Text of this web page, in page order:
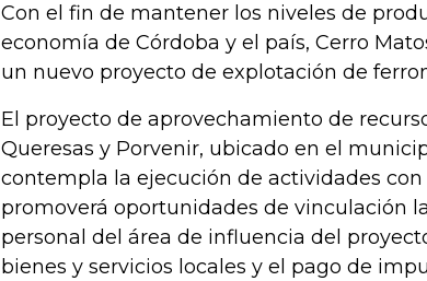
Con el fin de mantener los niveles de
economía de Córdoba y el país, Cerro
un nuevo proyecto de explotación de
El proyecto de aprovechamiento de
Queresas y Porvenir, ubicado en el
contempla la ejecución de actividades
promoverá oportunidades de vinculación
personal del área de influencia del
bienes y servicios locales y el pago de